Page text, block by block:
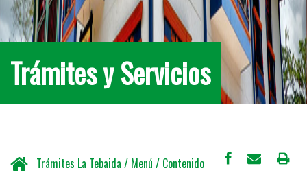
Trámites y Servicios
Trámites La Tebaida / Menú / Contenido